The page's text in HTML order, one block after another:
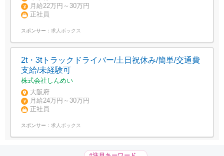
月給22万円～30万円
正社員
スポンサー： 求人ボックス
2t・3tトラックドライバー/土日祝休み/簡単/交通費
支給/未経験可
株式会社しんめい
大阪府
月給24万円～30万円
正社員
スポンサー： 求人ボックス